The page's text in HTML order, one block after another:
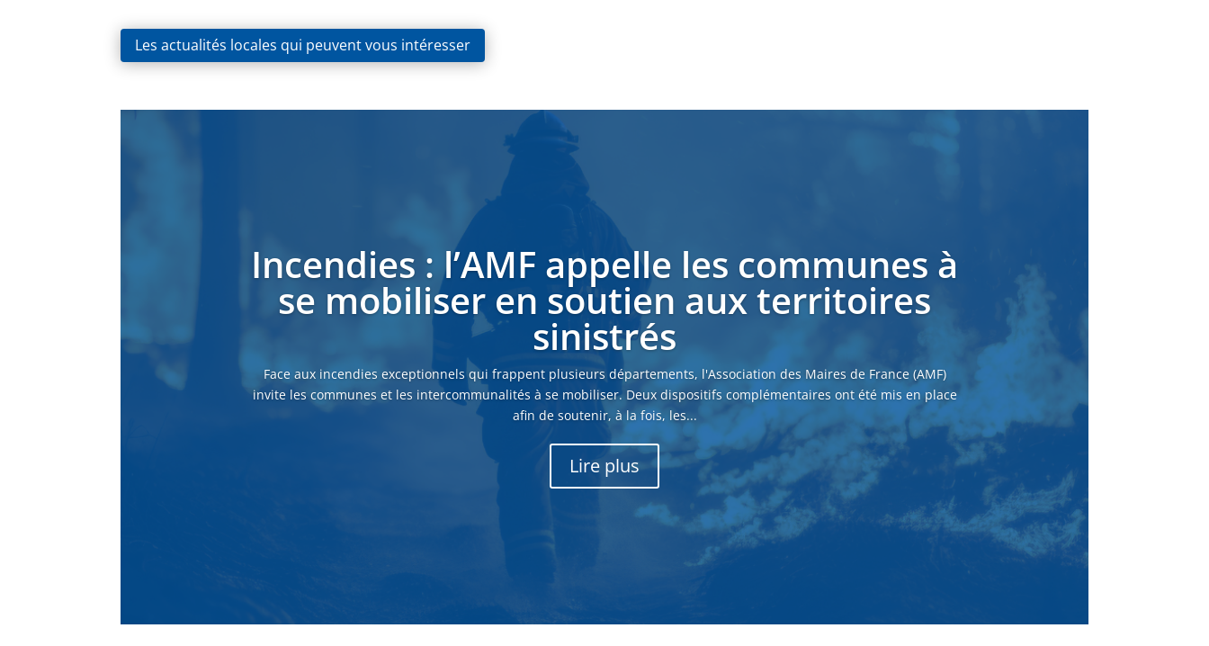
Les actualités locales qui peuvent vous intéresser
Incendies : l’AMF appelle les communes à
se mobiliser en soutien aux territoires
sinistrés
Face aux incendies exceptionnels qui frappent plusieurs départements, l'Association des Maires de France (AMF)
invite les communes et les intercommunalités à se mobiliser. Deux dispositifs complémentaires ont été mis en place
afin de soutenir, à la fois, les...
Lire plus